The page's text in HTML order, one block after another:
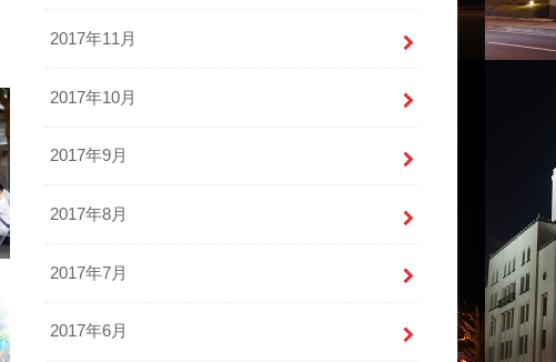
2017年11月
2017年10月
2017年9月
2017年8月
2017年7月
2017年6月